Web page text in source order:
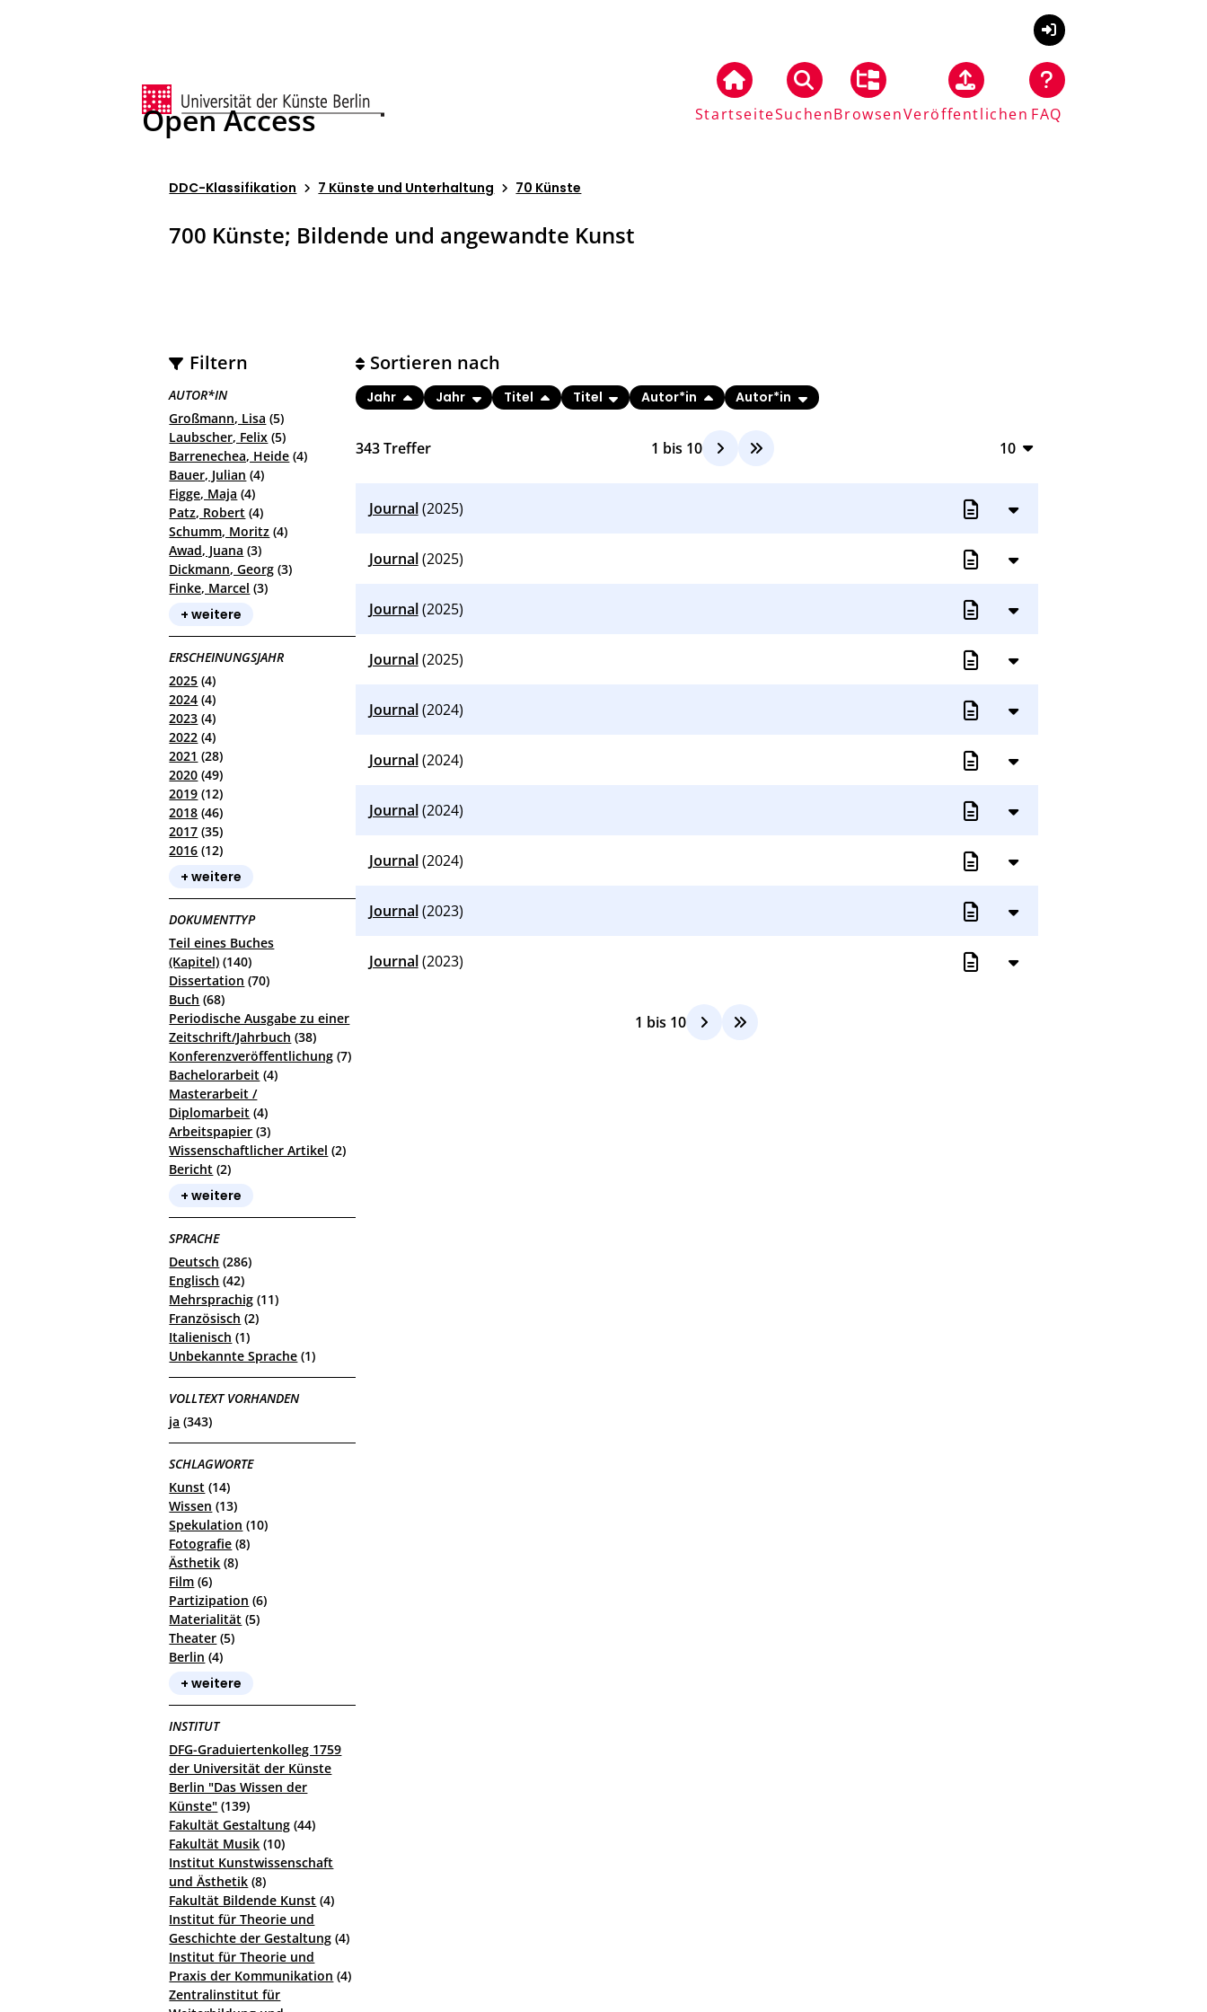
Open Access StartseiteSuchenBrowsenVeröffentlichen FAQ
DDC-Klassifikation 7 Künste und Unterhaltung 70 Künste
700 Künste; Bildende und angewandte Kunst
Filtern
AUTOR*IN
Großmann, Lisa (5)
Laubscher, Felix (5)
Barrenechea, Heide (4)
Bauer, Julian (4)
Figge, Maja (4)
Patz, Robert (4)
Schumm, Moritz (4)
Awad, Juana (3)
Dickmann, Georg (3)
Finke, Marcel (3)
+ weitere
ERSCHEINUNGSJAHR
2025 (4)
2024 (4)
2023 (4)
2022 (4)
2021 (28)
2020 (49)
2019 (12)
2018 (46)
2017 (35)
2016 (12)
+ weitere
DOKUMENTTYP
Teil eines Buches
(Kapitel) (140)
Dissertation (70)
Buch (68)
Periodische Ausgabe zu einer
Zeitschrift/Jahrbuch (38)
Konferenzveröffentlichung (7)
Bachelorarbeit (4)
Masterarbeit /
Diplomarbeit (4)
Arbeitspapier (3)
Wissenschaftlicher Artikel (2)
Bericht (2)
+ weitere
SPRACHE
Deutsch (286)
Englisch (42)
Mehrsprachig (11)
Französisch (2)
Italienisch (1)
Unbekannte Sprache (1)
VOLLTEXT VORHANDEN
ja (343)
SCHLAGWORTE
Kunst (14)
Wissen (13)
Spekulation (10)
Fotografie (8)
Ästhetik (8)
Film (6)
Partizipation (6)
Materialität (5)
Theater (5)
Berlin (4)
+ weitere
INSTITUT
DFG-Graduiertenkolleg 1759
der Universität der Künste
Berlin "Das Wissen der
Künste" (139)
Fakultät Gestaltung (44)
Fakultät Musik (10)
Institut Kunstwissenschaft
und Ästhetik (8)
Fakultät Bildende Kunst (4)
Institut für Theorie und
Geschichte der Gestaltung (4)
Institut für Theorie und
Praxis der Kommunikation (4)
Zentralinstitut für
343Treffer 1 bis 10
10
20
Sortieren nach
Jahr Jahr Titel Titel Autor*in Autor*in
Journal(2025)
Journal(2025)
Journal(2025)
Journal(2025)
Journal(2024)
Journal(2024)
Journal(2024)
Journal(2024)
Journal(2023)
Journal(2023)
1 bis 10